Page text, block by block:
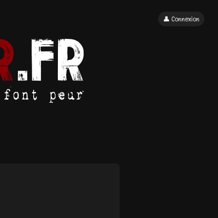
👤 Connexion